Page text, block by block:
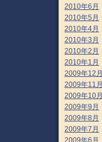
2010年6月
2010年5月
2010年4月
2010年3月
2010年2月
2010年1月
2009年12月
2009年11月
2009年10月
2009年9月
2009年8月
2009年7月
2009年6月